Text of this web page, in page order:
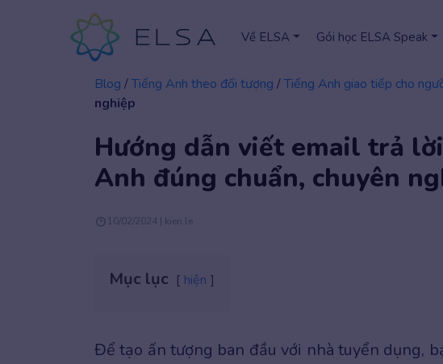
Về ELSA Gói học ELSA Speak
Blog /Tiếng Anh theo đối tượng /Tiếng Anh giao tiếp cho
nghiệp
Hướng dẫn viết email trả
Anh đúng chuẩn, chuyên
10/02/2024 | kien.le
Mục lục hiện
Để tạo ấn tượng ban đầu với nhà tuyển dụng,